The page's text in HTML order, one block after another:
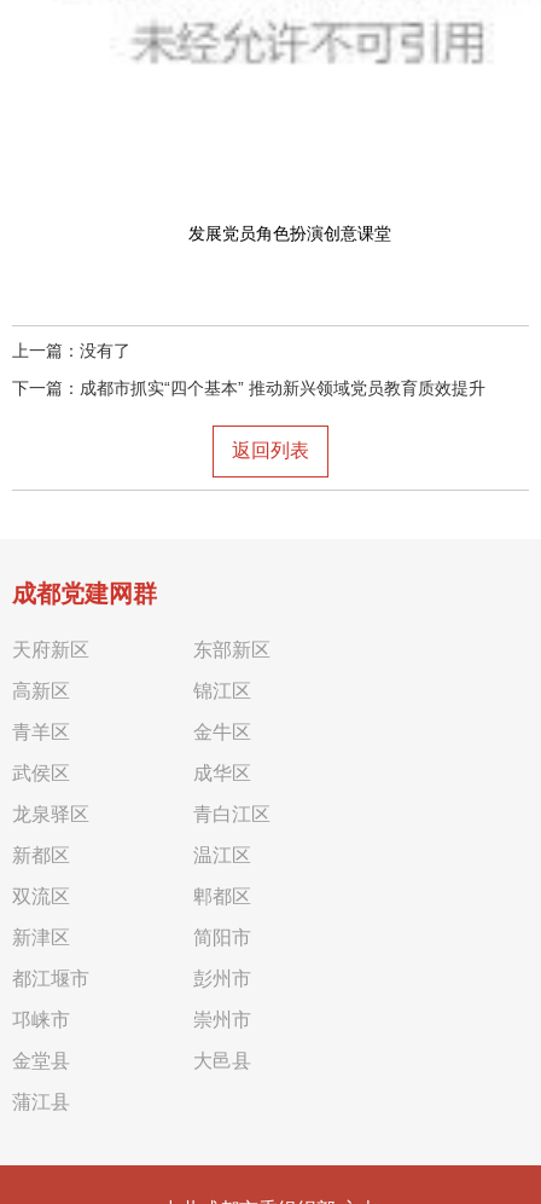
发展党员角色扮演创意课堂
上一篇：没有了
下一篇： 成都市抓实“四个基本” 推动新兴领域党员教育质效提升
返回列表
成都党建网群
天府新区
东部新区
高新区
锦江区
青羊区
金牛区
武侯区
成华区
龙泉驿区
青白江区
新都区
温江区
双流区
郫都区
新津区
简阳市
都江堰市
彭州市
邛崃市
崇州市
金堂县
大邑县
蒲江县